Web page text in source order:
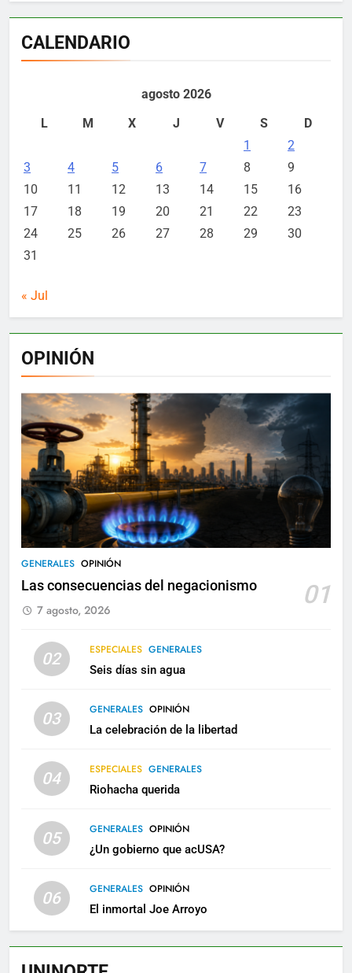
CALENDARIO
agosto 2026
L
M X J V S
D
1
2
3
4 5 6 7 8
9
10
11 12 13 14 15
16
17
18 19 20 21 22
23
24
25 26 27 28 29
30
31
« Jul
OPINIÓN
GENERALES OPINIÓN
Las consecuencias del negacionismo 01
7 agosto, 2026
02 ESPECIALES GENERALES
Seis días sin agua
03 GENERALES OPINIÓN
La celebración de la libertad
04 ESPECIALES GENERALES
Riohacha querida
05 GENERALES OPINIÓN
¿Un gobierno que acUSA?
06 GENERALES OPINIÓN
El inmortal Joe Arroyo